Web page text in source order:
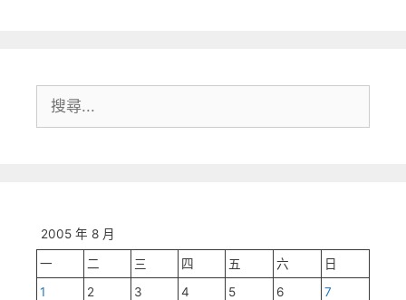
尋:
2005 年 8 月
一 二 三 四 五 六
日
1
2 3 4 5 6
7